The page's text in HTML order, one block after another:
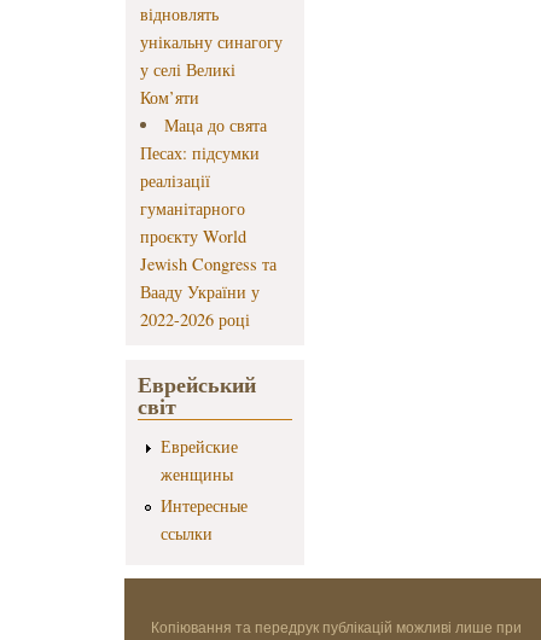
відновлять
унікальну синагогу
у селі Великі
Ком’яти
Маца до свята
Песах: підсумки
реалізації
гуманітарного
проєкту World
Jewish Congress та
Вааду України у
2022-2026 році
Еврейський
світ
Еврейские
женщины
Интересные
ссылки
Копіювання та передрук публікацій можливі лише при